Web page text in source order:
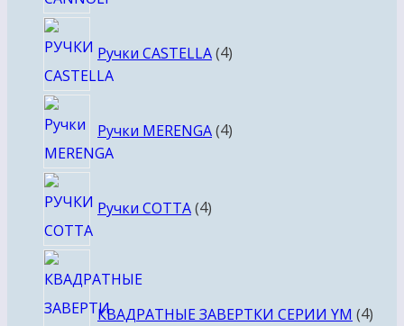
Ручки CASTELLA 4товара
Ручки MERENGA 4товара
Ручки COTTA 4товара
КВАДРАТНЫЕ ЗАВЕРТКИ СЕРИИ YM 4